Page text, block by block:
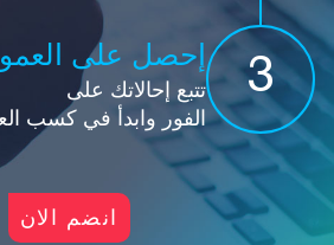
3 إحصل على
تتبع إحالاتك على
الفور وابدأ في كسب
انضم الان